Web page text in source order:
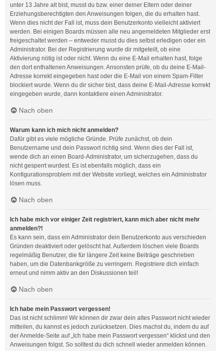
unter 13 Jahre alt bist, musst du bzw. einer deiner Eltern oder deiner
Erziehungsberechtigten den Anweisungen folgen, die du erhalten hast.
Wenn dies nicht der Fall ist, muss dein Benutzerkonto vielleicht aktiviert
werden. Bei einigen Boards müssen alle neu angemeldeten Mitglieder erst
freigeschaltet werden – entweder musst du dies selbst erledigen oder ein
Administrator. Bei der Registrierung wurde dir mitgeteilt, ob eine
Aktivierung nötig ist oder nicht. Wenn du eine E-Mail erhalten hast, folge
den dort enthaltenen Anweisungen. Ansonsten prüfe, ob du deine E-Mail-
Adresse korrekt eingegeben hast oder die E-Mail von einem Spam-Filter
blockiert wurde. Wenn du dir sicher bist, dass deine E-Mail-Adresse korrekt
eingegeben wurde, dann kontaktiere einen Administrator.
Nach oben
Warum kann ich mich nicht anmelden?
Dafür gibt es viele mögliche Gründe. Prüfe zunächst, ob dein
Benutzername und dein Passwort richtig sind. Wenn dies der Fall ist,
wende dich an einen Board-Administrator, um sicherzugehen, dass du
nicht gesperrt wurdest. Es ist ebenfalls möglich, dass ein
Konfigurationsproblem mit der Website vorliegt, welches ein Administrator
lösen muss.
Nach oben
Ich habe mich vor einiger Zeit registriert, kann mich aber nicht mehr
anmelden?!
Es kann sein, dass ein Administrator dein Benutzerkonto aus verschieden
Gründen deaktiviert oder gelöscht hat. Außerdem löschen viele Boards
regelmäßig Benutzer, die für längere Zeit keine Beiträge geschrieben
haben, um die Datenbankgröße zu verringern. Registriere dich einfach
erneut und nimm aktiv an den Diskussionen teil!
Nach oben
Ich habe mein Passwort vergessen!
Das ist nicht schlimm! Wir können dir zwar dein altes Passwort nicht wieder
mitteilen, du kannst es jedoch zurücksetzen. Dies machst du, indem du auf
der Anmelde-Seite auf „Ich habe mein Passwort vergessen“ klickst und den
Anweisungen folgst. So solltest du dich schnell wieder anmelden können.